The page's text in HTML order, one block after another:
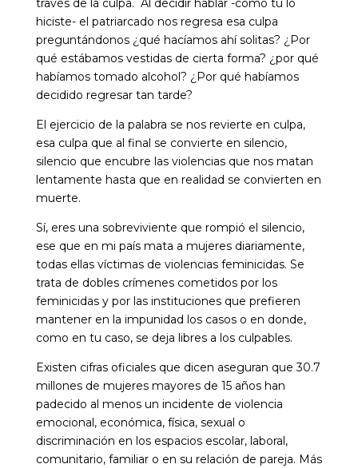
través de la culpa. Al decidir hablar -como tu lo
hiciste- el patriarcado nos regresa esa culpa
preguntándonos ¿qué hacíamos ahí solitas? ¿Por
qué estábamos vestidas de cierta forma? ¿por qué
habíamos tomado alcohol? ¿Por qué habíamos
decidido regresar tan tarde?
El ejercicio de la palabra se nos revierte en culpa,
esa culpa que al final se convierte en silencio,
silencio que encubre las violencias que nos matan
lentamente hasta que en realidad se convierten en
muerte.
Sí, eres una sobreviviente que rompió el silencio,
ese que en mi país mata a mujeres diariamente,
todas ellas víctimas de violencias feminicidas. Se
trata de dobles crímenes cometidos por los
feminicidas y por las instituciones que prefieren
mantener en la impunidad los casos o en donde,
como en tu caso, se deja libres a los culpables.
Existen cifras oficiales que dicen aseguran que 30.7
millones de mujeres mayores de 15 años han
padecido al menos un incidente de violencia
emocional, económica, física, sexual o
discriminación en los espacios escolar, laboral,
comunitario, familiar o en su relación de pareja. Más